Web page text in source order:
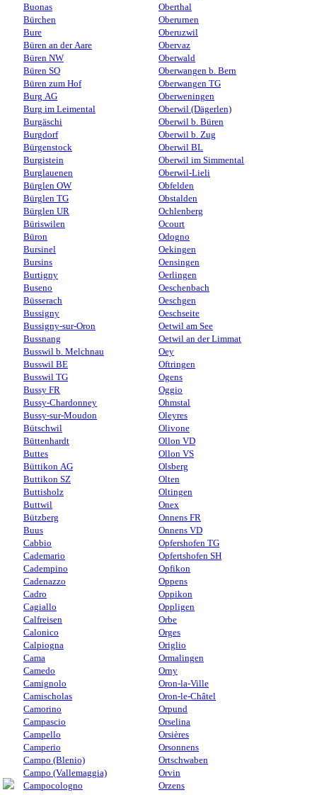
Buonas
Bürchen
Bure
Büren an der Aare
Büren NW
Büren SO
Büren zum Hof
Burg AG
Burg im Leimental
Burgäschi
Burgdorf
Bürgenstock
Burgistein
Burglauenen
Bürglen OW
Bürglen TG
Bürglen UR
Büriswilen
Büron
Bursinel
Bursins
Burtigny
Buseno
Büsserach
Bussigny
Bussigny-sur-Oron
Bussnang
Busswil b. Melchnau
Busswil BE
Busswil TG
Bussy FR
Bussy-Chardonney
Bussy-sur-Moudon
Bütschwil
Büttenhardt
Buttes
Büttikon AG
Buttikon SZ
Buttisholz
Buttwil
Bützberg
Buus
Cabbio
Cademario
Cadempino
Cadenazzo
Cadro
Cagiallo
Calfreisen
Calonico
Calpiogna
Cama
Camedo
Camignolo
Camischolas
Camorino
Campascio
Campello
Camperio
Campo (Blenio)
Campo (Vallemaggia)
Campocologno
Oberthal
Oberurnen
Oberuzwil
Obervaz
Oberwald
Oberwangen b. Bern
Oberwangen TG
Oberweningen
Oberwil (Dägerlen)
Oberwil b. Büren
Oberwil b. Zug
Oberwil BL
Oberwil im Simmental
Oberwil-Lieli
Obfelden
Obstalden
Ochlenberg
Ocourt
Odogno
Oekingen
Oensingen
Oerlingen
Oeschenbach
Oeschgen
Oeschseite
Oetwil am See
Oetwil an der Limmat
Oey
Oftringen
Ogens
Oggio
Ohmstal
Oleyres
Olivone
Ollon VD
Ollon VS
Olsberg
Olten
Oltingen
Onex
Onnens FR
Onnens VD
Opfershofen TG
Opfertshofen SH
Opfikon
Oppens
Oppikon
Oppligen
Orbe
Orges
Origlio
Ormalingen
Orny
Oron-la-Ville
Oron-le-Châtel
Orpund
Orselina
Orsières
Orsonnens
Ortschwaben
Orvin
Orzens